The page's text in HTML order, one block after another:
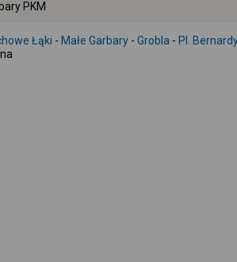
PKM
Łąki - Małe Garbary - Grobla - Pl.